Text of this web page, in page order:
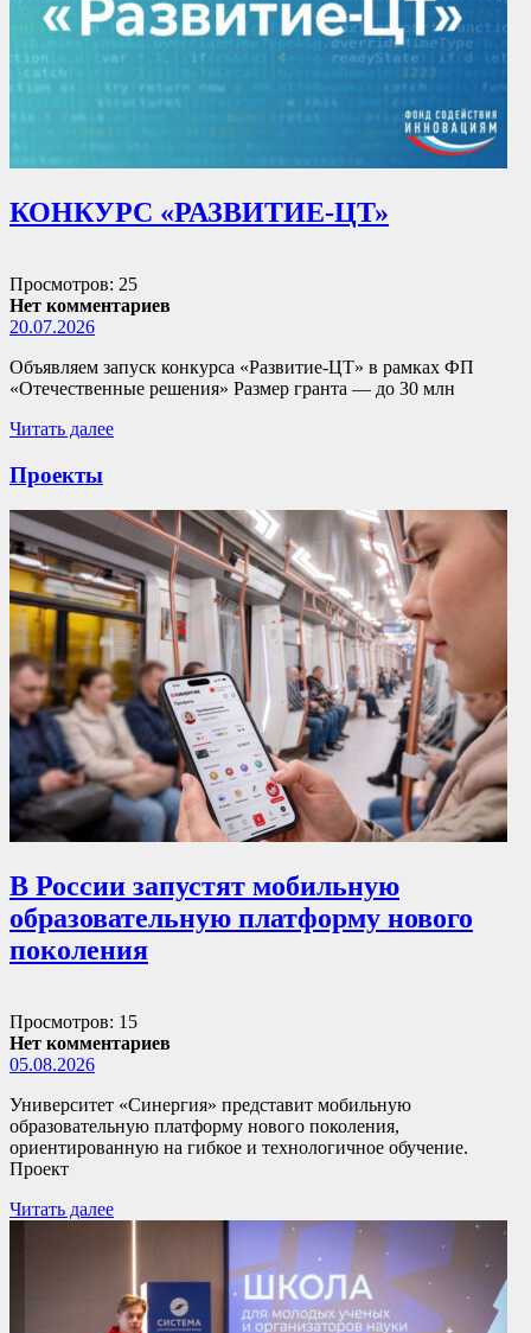
КОНКУРС «РАЗВИТИЕ-ЦТ»
Просмотров: 25
Нет комментариев
20.07.2026
Объявляем запуск конкурса «Развитие-ЦТ» в рамках ФП
«Отечественные решения» Размер гранта — до 30 млн
Читать далее
Проекты
В России запустят мобильную
образовательную платформу нового
поколения
Просмотров: 15
Нет комментариев
05.08.2026
Университет «Синергия» представит мобильную
образовательную платформу нового поколения,
ориентированную на гибкое и технологичное обучение.
Проект
Читать далее